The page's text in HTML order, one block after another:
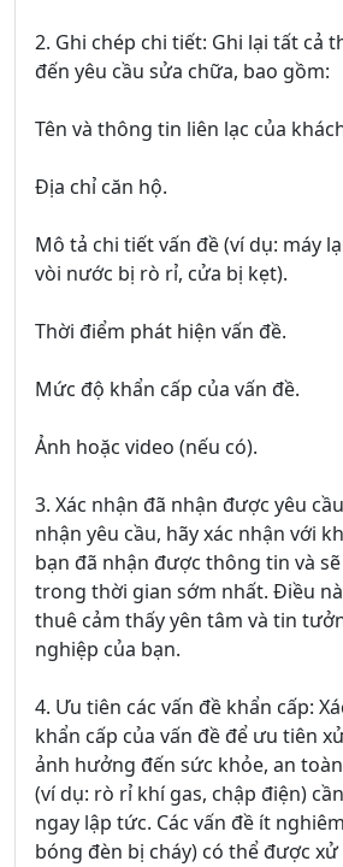
2. Ghi chép chi tiết: Ghi lại tất cả
đến yêu cầu sửa chữa, bao gồm:
Tên và thông tin liên lạc của
Địa chỉ căn hộ.
Mô tả chi tiết vấn đề (ví dụ: máy
vòi nước bị rò rỉ, cửa bị kẹt).
Thời điểm phát hiện vấn đề.
Mức độ khẩn cấp của vấn đề.
Ảnh hoặc video (nếu có).
3. Xác nhận đã nhận được yêu
nhận yêu cầu, hãy xác nhận với
bạn đã nhận được thông tin và
trong thời gian sớm nhất. Điều
thuê cảm thấy yên tâm và tin
nghiệp của bạn.
4. Ưu tiên các vấn đề khẩn cấp:
khẩn cấp của vấn đề để ưu tiên
ảnh hưởng đến sức khỏe, an
(ví dụ: rò rỉ khí gas, chập điện)
ngay lập tức. Các vấn đề ít
bóng đèn bị cháy) có thể được xử